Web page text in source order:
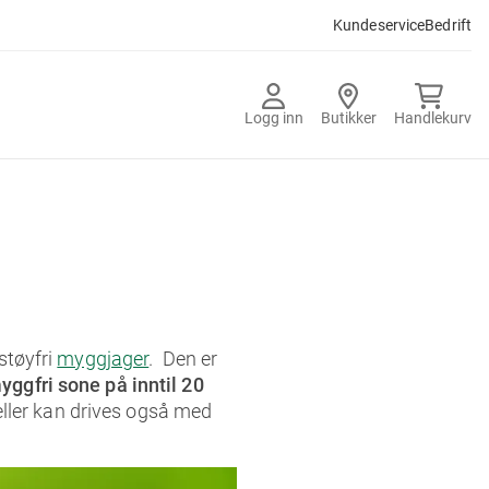
KundeserviceBedrift
Logg inn Butikker Handlekurv
myggjager. Den er
sone på inntil 20
kan drives også med